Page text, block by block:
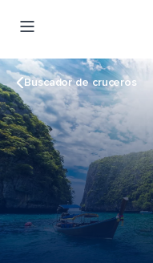
Buscador de cruceros